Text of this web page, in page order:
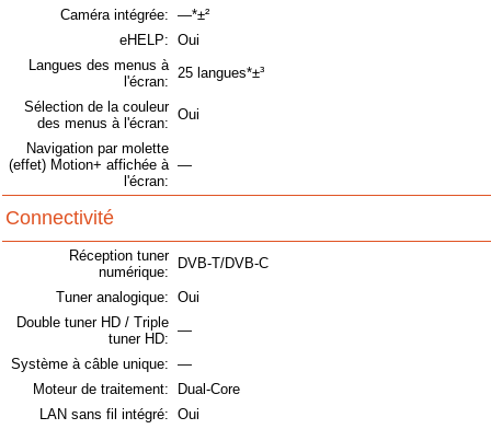
Caméra intégrée: —*±²
eHELP: Oui
Langues des menus à
l'écran:
25 langues*±³
Sélection de la couleur
des menus à l'écran:
Oui
Navigation par molette
(effet) Motion+ affichée à
l'écran:
—
Connectivité
Réception tuner
numérique:
DVB-T/DVB-C
Tuner analogique: Oui
Double tuner HD / Triple
tuner HD:
—
Système à câble unique: —
Moteur de traitement:
Dual-Core
LAN sans fil intégré: Oui